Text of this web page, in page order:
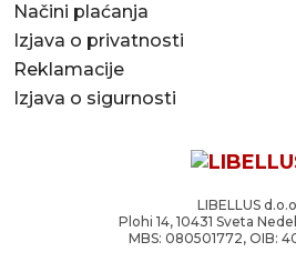
Načini plaćanja
Izjava o privatnosti
Reklamacije
Izjava o sigurnosti
LIBELLUS
Plohi 14, 10431 Sveta
MBS: 080501772, OIB: